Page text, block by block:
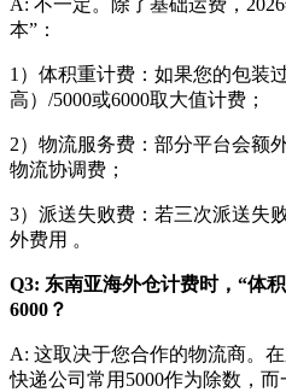
A: 不一定。除了基础运费，
本”：
1） 体积重计费：如果您的包装
高）/5000或6000取大值计费；
2） 物流服务费：部分平台会额
物流协调费；
3）派送失败费：若三次派送失
外费用 。
Q3: 东南亚海外仓计费时，“体
6000？
A: 这取决于您合作的物流商。
快递公司常用5000作为除数，